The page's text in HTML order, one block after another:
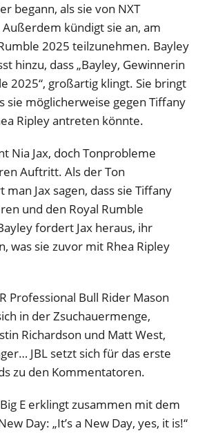
begann, als sie von NXT
kündigt sie an, am
2025 teilzunehmen. Bayley
hinzu, dass „Bayley, Gewinnerin
2025“, großartig klingt. Sie bringt
sie möglicherweise gegen Tiffany
Ripley antreten könnte.
Nia Jax, doch Tonprobleme
Auftritt. Als der Ton
Jax sagen, dass sie Tiffany
und den Royal Rumble
fordert Jax heraus, ihr
was sie zuvor mit Rhea Ripley
Professional Bull Rider Mason
in der Zsuchauermenge,
Richardson und Matt West,
JBL setzt sich für das erste
zu den Kommentatoren.
E erklingt zusammen mit dem
Day: „It’s a New Day, yes, it is!“